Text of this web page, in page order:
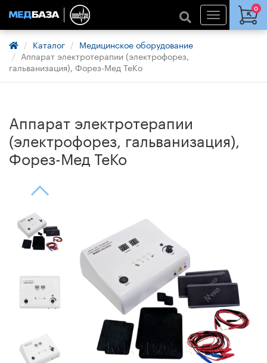
0
Каталог
Медицинское оборудование
Аппарат электротерапии (электрофорез,
гальванизация), Форез-Мед ТеКо
Аппарат электротерапии
(электрофорез, гальванизация),
Форез-Мед ТеКо